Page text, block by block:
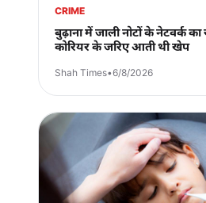
CRIME
बुढ़ाना में जाली नोटों के नेटवर्क
कोरियर के जरिए आती थी खेप
Shah Times•6/8/2026